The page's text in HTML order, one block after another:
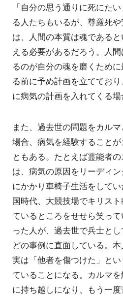
「自分の思う通りに死にた
る人たちもいるが、尊厳死
は、人間の本質は魂である
える必要があるだろう。人
るのが自分の魂を磨くため
る前に予め計画を立ててお
に病気の計画を入れてくる場
また、過去世の問題をカル
場合、病気を経験すること
ともある。たとえば霊能者
は、病気の原因をリーディ
にかかり車椅子生活をして
国時代、大競技場でキリス
ているところをせせら笑っ
った人が、過去世で兵士と
どの事例に直面している。本
実は「他者を傷つけた」と
ていることになる。カルマ
に持ち越しになり、もう一